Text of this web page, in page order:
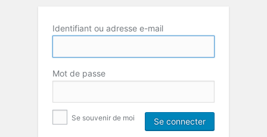
Identifiant ou adresse e-mail
Mot de passe
Se souvenir de moi